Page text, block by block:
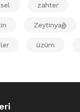
zahter
Zeytinyağı
üzüm